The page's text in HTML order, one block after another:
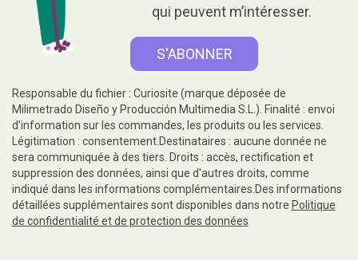
qui peuvent m’intéresser.
Responsable du fichier : Curiosite (marque déposée de
Milimetrado Diseño y Producción Multimedia S.L.). Finalité : envoi
d'information sur les commandes, les produits ou les services.
Légitimation : consentement.Destinataires : aucune donnée ne
sera communiquée à des tiers. Droits : accès, rectification et
suppression des données, ainsi que d'autres droits, comme
indiqué dans les informations complémentaires.Des informations
détaillées supplémentaires sont disponibles dans notre Politique
de confidentialité et de protection des données